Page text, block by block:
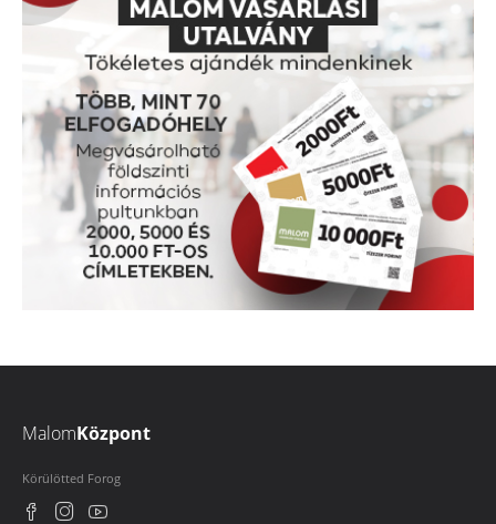
MalomKözpont
Körülötted Forog